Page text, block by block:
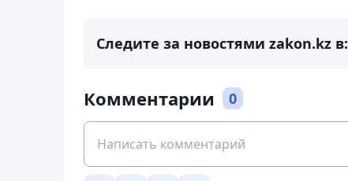
Следите за новостями zakon.kz в:
Комментарии 0